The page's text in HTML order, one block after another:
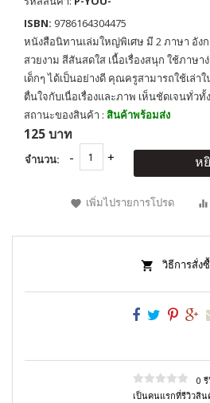
ISBN: 9786164304475
หนังสือนิทานเล่มใหญ่พิเศษ มี 2 ภาษา อัง
สวยงาม สีสันสดใส เนื้อเรื่องสนุก ใช้ภาษ
เด็กๆ ได้เป็นอย่างดี คุณครูสามารถใช้เล่า
ตื่นใจกับเนื่อเรื่องและภาพ เห็นชัดเจนทั่วทั้
สถานะของสินค้า : สินค้าพร้อมส่ง
125 บาท
จำนวน: ห
เพิ่มไปรายการโปรด
วิธีการสั่ง
0
เป็นคนแรกที่รีวิวสิน